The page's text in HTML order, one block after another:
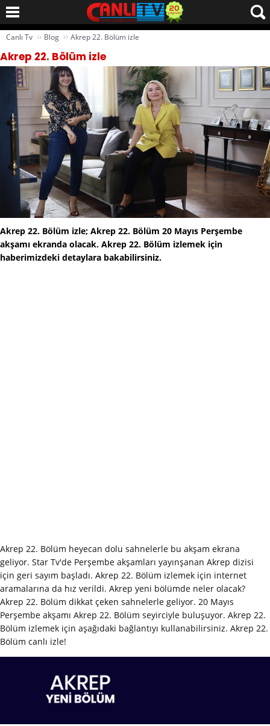
Canlı Tv ›› Blog ›› Akrep 22. Bölüm izle
Akrep 22. Bölüm izle
Akrep 22. Bölüm izle; Akrep 22. Bölüm 20 Mayıs Perşembe
akşamı ekranda olacak. Akrep 22. Bölüm izlemek için
haberimizdeki detaylara bakabilirsiniz.
Akrep 22. Bölüm heyecan dolu sahnelerle bu akşam ekrana
geliyor. Star Tv'de Perşembe akşamları yayınşanan Akrep dizisi
için geri sayım başladı. Akrep 22. Bölüm izlemek için internet
aramalarına da hız verildi. Akrep yeni bölümde neler olacak?
Akrep 22. Bölüm dikkat çeken sahnelerle geliyor. 20 Mayıs
Perşembe akşamı Akrep 22. Bölüm seyirciyle buluşuyor. Akrep 22.
Bölüm izlemek için aşağıdaki bağlantıyı kullanabilirsiniz. Akrep 22.
Bölüm canlı izle!